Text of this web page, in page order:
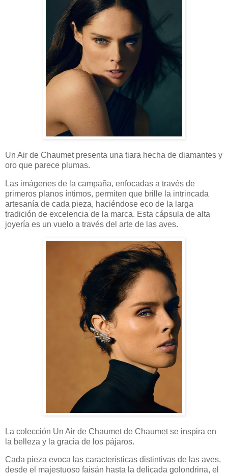
Un Air de Chaumet presenta una tiara hecha de diamantes y
oro que parece plumas.
Las imágenes de la campaña, enfocadas a través de
primeros planos íntimos, permiten que brille la intrincada
artesanía de cada pieza, haciéndose eco de la larga
tradición de excelencia de la marca. Esta cápsula de alta
joyería es un vuelo a través del arte de las aves.
La colección Un Air de Chaumet de Chaumet se inspira en
la belleza y la gracia de los pájaros.
Cada pieza evoca las características distintivas de las aves,
desde el majestuoso faisán hasta la delicada golondrina, el